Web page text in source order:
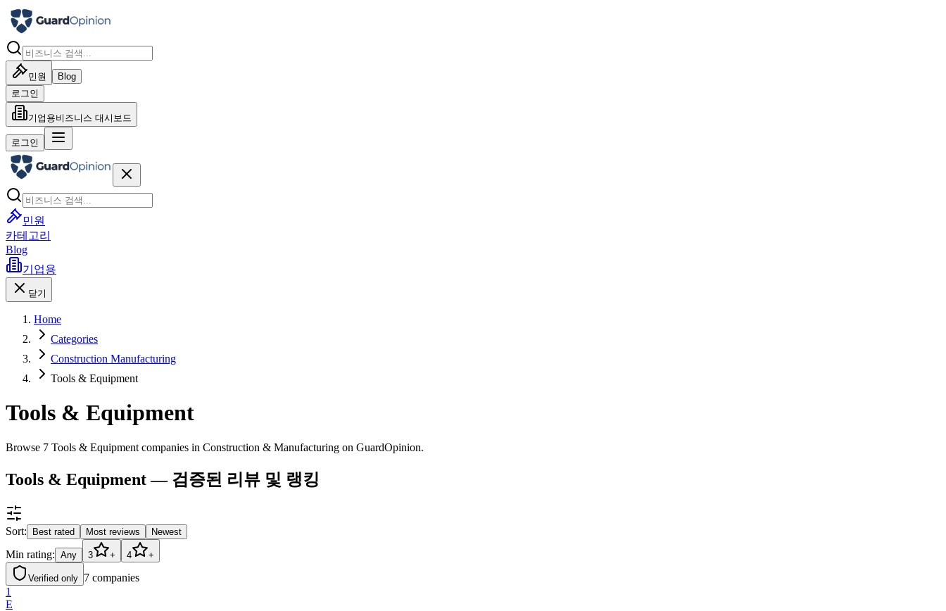
민원
Blog
로그인
기업용비즈니스 대시보드
로그인
민원
카테고리
Blog
기업용
닫기
Home
Categories
Construction Manufacturing
Tools & Equipment
Tools & Equipment
Browse 7 Tools & Equipment companies in Construction & Manufacturing on GuardOpinion.
Tools & Equipment — 검증된 리뷰 및 랭킹
Sort: Best rated Most reviews Newest
Min rating: Any 3 + 4 +
Verified only 7 companies
1
E